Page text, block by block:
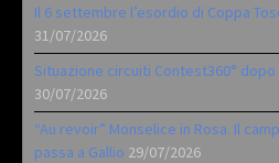
Il 6 settembre l’esordio di Coppa
31/07/2026
Situazione circuiti Contest360° dopo
30/07/2026
“Au revoir” Monselice in Rosa. Il
passa a Gallio 29/07/2026